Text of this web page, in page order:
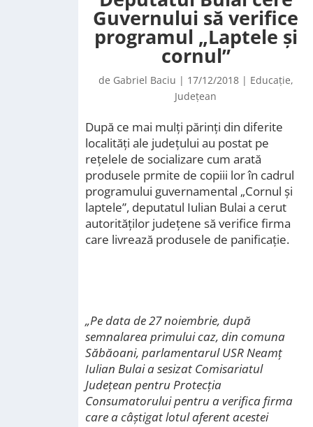
Guvernului să verifice
programul „Laptele și
cornul”
de Gabriel Baciu | 17/12/2018| Educație,
Județean
După ce mai mulți părinți din diferite
localități ale județului au postat pe
rețelele de socializare cum arată
produsele prmite de copiii lor în cadrul
programului guvernamental „Cornul și
laptele”, deputatul Iulian Bulai a cerut
autorităților județene să verifice firma
care livrează produsele de panificație.
„Pe data de 27 noiembrie, după
semnalarea primului caz, din comuna
Săbăoani, parlamentarul USR Neamț
Iulian Bulai a sesizat Comisariatul
Județean pentru Protecția
Consumatorului pentru a verifica firma
care a câștigat lotul aferent acestei